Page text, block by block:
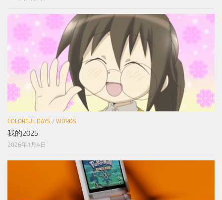
COLORFUL DAYS / WORDS
我的2025
2026年1月4日